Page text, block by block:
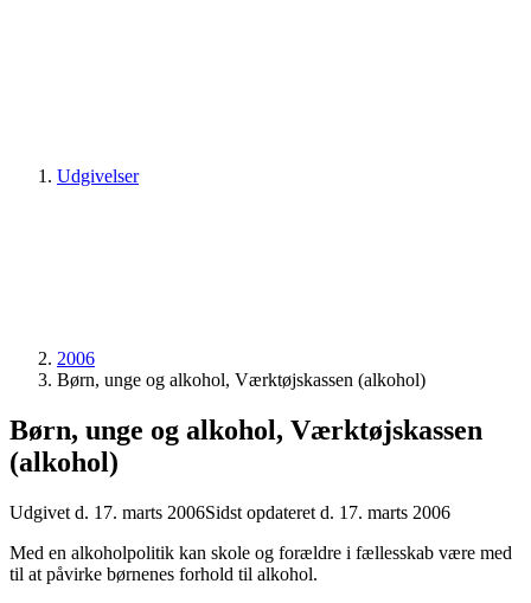
Udgivelser
2006
Børn, unge og alkohol, Værktøjskassen (alkohol)
Børn, unge og alkohol, Værktøjskassen
(alkohol)
Udgivet d. 17. marts 2006Sidst opdateret d. 17. marts 2006
Med en alkoholpolitik kan skole og forældre i fællesskab være med
til at påvirke børnenes forhold til alkohol.